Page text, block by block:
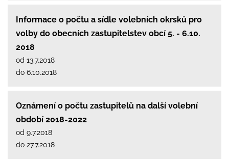
Informace o počtu a sídle volebních okrsků pro
volby do obecních zastupitelstev obcí 5. - 6.10.
2018
od 13.7.2018
do 6.10.2018
Oznámení o počtu zastupitelů na další volební
období 2018-2022
od 9.7.2018
do 27.7.2018